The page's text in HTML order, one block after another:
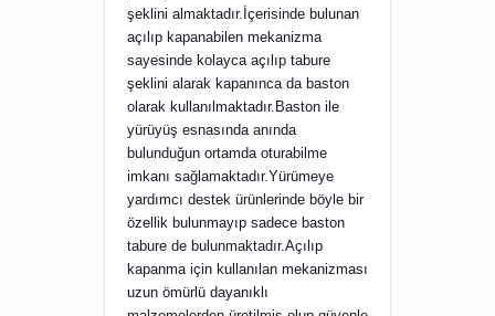
şeklini almaktadır.İçerisinde bulunan
açılıp kapanabilen mekanizma
sayesinde kolayca açılıp tabure
şeklini alarak kapanınca da baston
olarak kullanılmaktadır.Baston ile
yürüyüş esnasında anında
bulunduğun ortamda oturabilme
imkanı sağlamaktadır.Yürümeye
yardımcı destek ürünlerinde böyle bir
özellik bulunmayıp sadece baston
tabure de bulunmaktadır.Açılıp
kapanma için kullanılan mekanizması
uzun ömürlü dayanıklı